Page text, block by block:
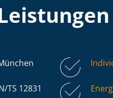
TS 12831